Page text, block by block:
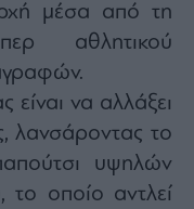
μέσα από τη
αθλητικού
είναι να αλλάξει
λανσάροντας το
υψηλών
οποίο αντλεί